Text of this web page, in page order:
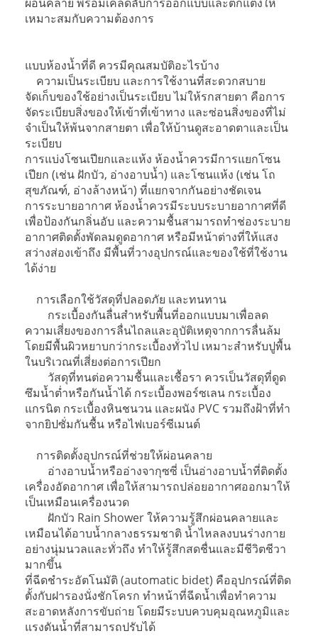
ผ่อนคลาย พร้อมเคล็ดลับการออกแบบและตกแต่งให้
เหมาะสมกับความต้องการ
แบบห้องน้ำที่ดี ควรมีคุณสมบัติอะไรบ้าง
ความเป็นระเบียบ และการใช้งานที่สะดวกสบาย
จัดเก็บของใช้อย่างเป็นระเบียบ ไม่ให้รกสายตา คือการ
จัดระเบียบสิ่งของให้เข้าที่เข้าทาง และซ่อนสิ่งของที่ไม่
จำเป็นให้พ้นจากสายตา เพื่อให้บ้านดูสะอาดตาและเป็น
ระเบียบ
การแบ่งโซนเปียกและแห้ง ห้องน้ำควรมีการแยกโซน
เปียก (เช่น ฝักบัว, อ่างอาบน้ำ) และโซนแห้ง (เช่น โถ
สุขภัณฑ์, อ่างล้างหน้า) ที่แยกจากกันอย่างชัดเจน
การระบายอากาศ ห้องน้ำควรมีระบบระบายอากาศที่ดี
เพื่อป้องกันกลิ่นอับ และความชื้นสามารถทำช่องระบาย
อากาศติดตั้งพัดลมดูดอากาศ หรือมีหน้าต่างที่ให้แสง
สว่างส่องเข้าถึง มีพื้นที่วางอุปกรณ์และของใช้ที่ใช้งาน
ได้ง่าย
การเลือกใช้วัสดุที่ปลอดภัย และทนทาน
กระเบื้องกันลื่นสำหรับพื้นที่ออกแบบมาเพื่อลด
ความเสี่ยงของการลื่นไถลและอุบัติเหตุจากการลื่นล้ม
โดยมีพื้นผิวหยาบกว่ากระเบื้องทั่วไป เหมาะสำหรับปูพื้น
ในบริเวณที่เสี่ยงต่อการเปียก
วัสดุที่ทนต่อความชื้นและเชื้อรา ควรเป็นวัสดุที่ดูด
ซึมน้ำต่ำหรือกันน้ำได้ กระเบื้องพอร์ซเลน กระเบื้อง
แกรนิต กระเบื้องหินชนวน และผนัง PVC รวมถึงฝ้าที่ทำ
จากยิปซั่มกันชื้น หรือไฟเบอร์ซีเมนต์
การติดตั้งอุปกรณ์ที่ช่วยให้ผ่อนคลาย
อ่างอาบน้ำหรืออ่างจากุซซี่ เป็นอ่างอาบน้ำที่ติดตั้ง
เครื่องอัดอากาศ เพื่อให้สามารถปล่อยอากาศออกมาให้
เป็นเหมือนเครื่องนวด
ฝักบัว Rain Shower ให้ความรู้สึกผ่อนคลายและ
เหมือนได้อาบน้ำกลางธรรมชาติ น้ำไหลลงบนร่างกาย
อย่างนุ่มนวลและทั่วถึง ทำให้รู้สึกสดชื่นและมีชีวิตชีวา
มากขึ้น
ที่ฉีดชำระอัตโนมัติ (automatic bidet) คืออุปกรณ์ที่ติด
ตั้งกับฝารองนั่งชักโครก ทำหน้าที่ฉีดน้ำเพื่อทำความ
สะอาดหลังการขับถ่าย โดยมีระบบควบคุมอุณหภูมิและ
แรงดันน้ำที่สามารถปรับได้